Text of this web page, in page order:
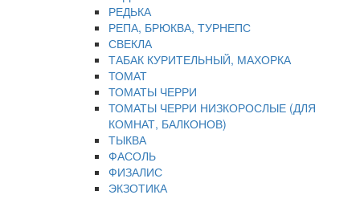
РЕДЬКА
РЕПА, БРЮКВА, ТУРНЕПС
СВЕКЛА
ТАБАК КУРИТЕЛЬНЫЙ, МАХОРКА
ТОМАТ
ТОМАТЫ ЧЕРРИ
ТОМАТЫ ЧЕРРИ НИЗКОРОСЛЫЕ (ДЛЯ
КОМНАТ, БАЛКОНОВ)
ТЫКВА
ФАСОЛЬ
ФИЗАЛИС
ЭКЗОТИКА